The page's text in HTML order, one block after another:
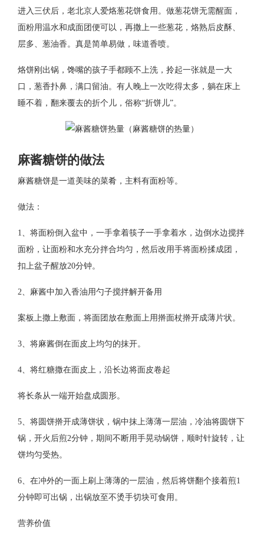
进入三伏后，老北京人爱烙葱花饼食用。做葱花饼无需醒面，
面粉用温水和成面团便可以，再撒上一些葱花，烙熟后皮酥、
层多、葱油香。真是简单易做，味道香喷。
烙饼刚出锅，馋嘴的孩子手都顾不上洗，拎起一张就是一大
口，葱香扑鼻，满口留油。有人晚上一次吃得太多，躺在床上
睡不着，翻来覆去的折个儿，俗称“折饼儿”。
麻酱糖饼的做法
麻酱糖饼是一道美味的菜肴，主料有面粉等。
做法：
1、将面粉倒入盆中，一手拿着筷子一手拿着水，边倒水边搅拌
面粉，让面粉和水充分拌合均匀，然后改用手将面粉揉成团，
扣上盆子醒放20分钟。
2、麻酱中加入香油用勺子搅拌解开备用
案板上撒上敷面，将面团放在敷面上用擀面杖擀开成薄片状。
3、将麻酱倒在面皮上均匀的抹开。
4、将红糖撒在面皮上，沿长边将面皮卷起
将长条从一端开始盘成圆形。
5、将圆饼擀开成薄饼状，锅中抹上薄薄一层油，冷油将圆饼下
锅，开火后煎2分钟，期间不断用手晃动锅饼，顺时针旋转，让
饼均匀受热。
6、在冲外的一面上刷上薄薄的一层油，然后将饼翻个接着煎1
分钟即可出锅，出锅放至不烫手切块可食用。
营养价值